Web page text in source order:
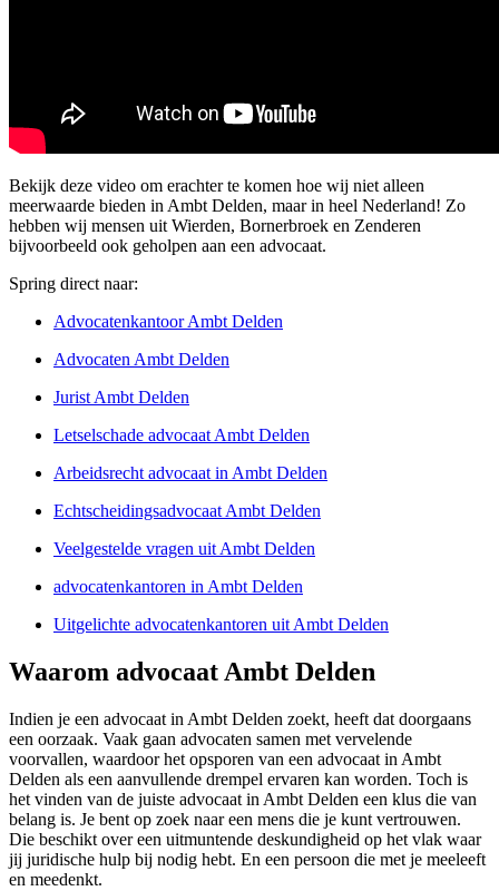
Bekijk deze video om erachter te komen hoe wij niet alleen
meerwaarde bieden in Ambt Delden, maar in heel Nederland! Zo
hebben wij mensen uit Wierden, Bornerbroek en Zenderen
bijvoorbeeld ook geholpen aan een advocaat.
Spring direct naar:
Advocatenkantoor Ambt Delden
Advocaten Ambt Delden
Jurist Ambt Delden
Letselschade advocaat Ambt Delden
Arbeidsrecht advocaat in Ambt Delden
Echtscheidingsadvocaat Ambt Delden
Veelgestelde vragen uit Ambt Delden
advocatenkantoren in Ambt Delden
Uitgelichte advocatenkantoren uit Ambt Delden
Waarom advocaat Ambt Delden
Indien je een advocaat in Ambt Delden zoekt, heeft dat doorgaans
een oorzaak. Vaak gaan advocaten samen met vervelende
voorvallen, waardoor het opsporen van een advocaat in Ambt
Delden als een aanvullende drempel ervaren kan worden. Toch is
het vinden van de juiste advocaat in Ambt Delden een klus die van
belang is. Je bent op zoek naar een mens die je kunt vertrouwen.
Die beschikt over een uitmuntende deskundigheid op het vlak waar
jij juridische hulp bij nodig hebt. En een persoon die met je meeleeft
en meedenkt.